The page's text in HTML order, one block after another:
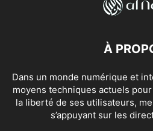
À
Dans un monde numérique et
moyens techniques actuels
la liberté de ses utilisateurs,
s’appuyant sur les